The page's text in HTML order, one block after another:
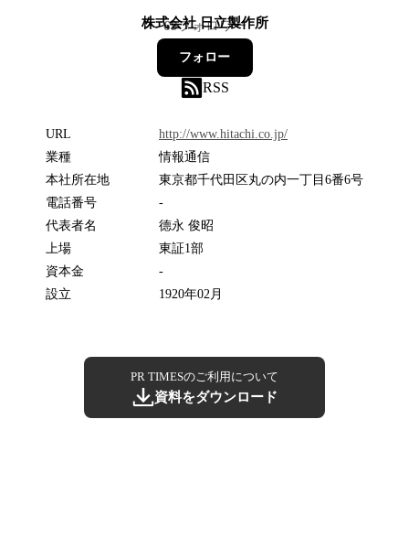
株式会社 日立製作所
69フォロワー
フォロー
RSS
URL
http://www.hitachi.co.jp/
業種
情報通信
本社所在地
東京都千代田区丸の内一丁目6番6号
電話番号
-
代表者名
德永 俊昭
上場
東証1部
資本金
-
設立
1920年02月
PR TIMESのご利用について
資料をダウンロード